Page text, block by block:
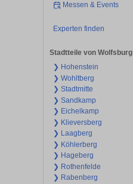
Messen & Events
Experten finden
Stadtteile von Wolfsburg
❯ Hohenstein
❯ Wohltberg
❯ Stadtmitte
❯ Sandkamp
❯ Eichelkamp
❯ Klieversberg
❯ Laagberg
❯ Köhlerberg
❯ Hageberg
❯ Rothenfelde
❯ Rabenberg